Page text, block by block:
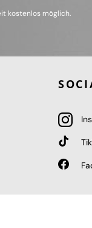
kostenlos möglich.